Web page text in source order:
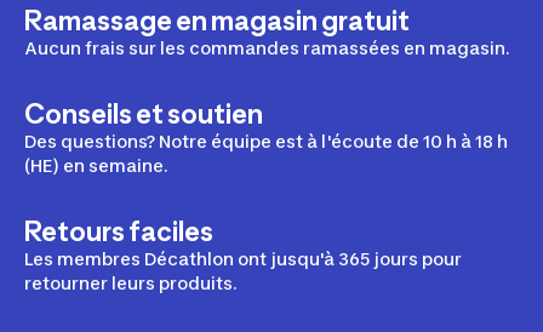
Ramassage en magasin gratuit
Aucun frais sur les commandes ramassées en magasin.
Conseils et soutien
Des questions? Notre équipe est à l'écoute de 10 h à 18 h
(HE) en semaine.
Retours faciles
Les membres Décathlon ont jusqu'à 365 jours pour
retourner leurs produits.